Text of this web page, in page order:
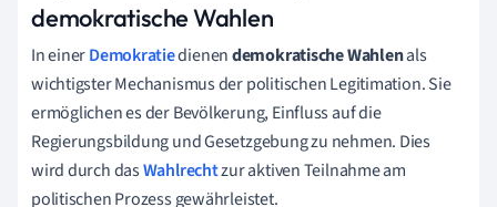
demokratische Wahlen
In einerDemokratiedienendemokratische Wahlenals
wichtigster Mechanismus der politischen Legitimation. Sie
ermöglichen es der Bevölkerung, Einfluss auf die
Regierungsbildung und Gesetzgebung zu nehmen. Dies
wird durch dasWahlrechtzur aktiven Teilnahme am
politischen Prozess gewährleistet.